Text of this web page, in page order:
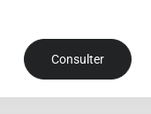
Consulter